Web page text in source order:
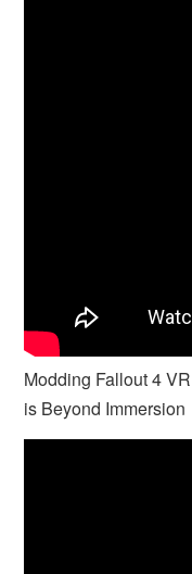
Modding Fallout 4
is Beyond Immersion